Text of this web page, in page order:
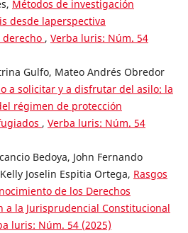
Métodos de investigación
desde laperspectiva
, Verba luris: Núm. 54
Gulfo, Mateo Andrés Obredor
a solicitar y a disfrutar del asilo: la
régimen de protección
, Verba luris: Núm. 54
Bedoya, John Fernando
Joselin Espitia Ortega, Rasgos
de los Derechos
a la Jurisprudencial Constitucional
luris: Núm. 54 (2025)